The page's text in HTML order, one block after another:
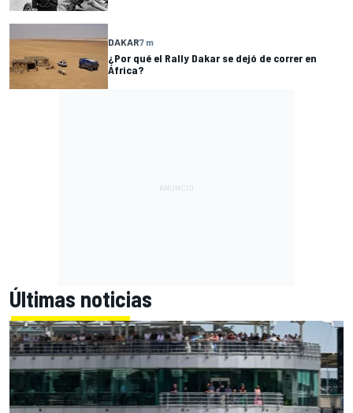
DAKAR7 m
¿Por qué el Rally Dakar se dejó de correr en
África?
Últimas noticias